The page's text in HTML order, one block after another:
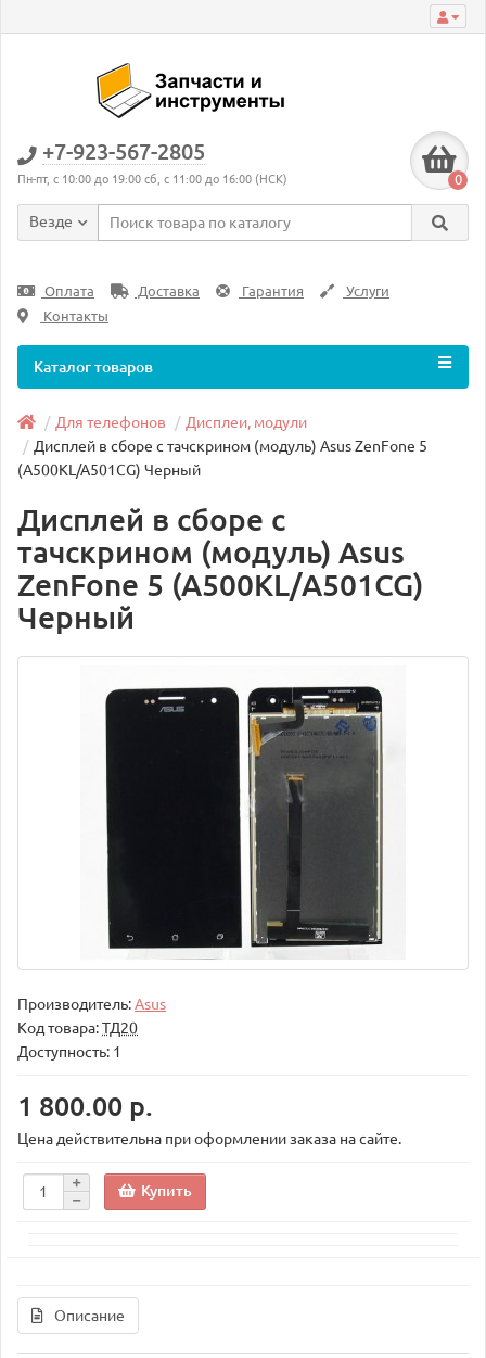
+7-923-567-2805
Пн-пт, с 10:00 до 19:00 сб, с 11:00 до 16:00 (НСК) 0
Везде
Оплата Доставка Гарантия
Услуги
Контакты
Каталог товаров
Для телефонов
Дисплеи, модули
Дисплей в сборе с тачскрином (модуль) Asus ZenFone 5
(A500KL/A501CG) Черный
Дисплей в сборе с
тачскрином (модуль) Asus
ZenFone 5 (A500KL/A501CG)
Черный
Производитель:Asus
Код товара:ТД20
Доступность: 1
1 800.00 р.
Цена действительна при оформлении заказа на сайте.
Купить
Описание